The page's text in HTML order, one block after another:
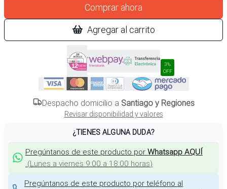
Comprar ahora
Agregar al carrito
3%
OFF
Despacho domicilio a Santiago y Regiones
Revisar disponibilidad y valores
¿TIENES ALGUNA DUDA?
Pregúntanos de este producto por Whatsapp AQUÍ
(Lunes a viernes 9:00 a 18:00 horas)
Pregúntanos de este producto por teléfono al